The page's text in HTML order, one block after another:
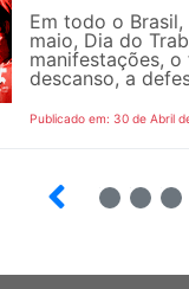
Em todo o
maio, Dia do
manifestações,
descanso, a
Publicado em: 30 de Abril